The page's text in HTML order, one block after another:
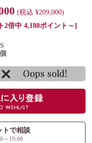
(税込 ¥209,000)
2倍中 4,180ポイント～]
個
トで相談
～19:00